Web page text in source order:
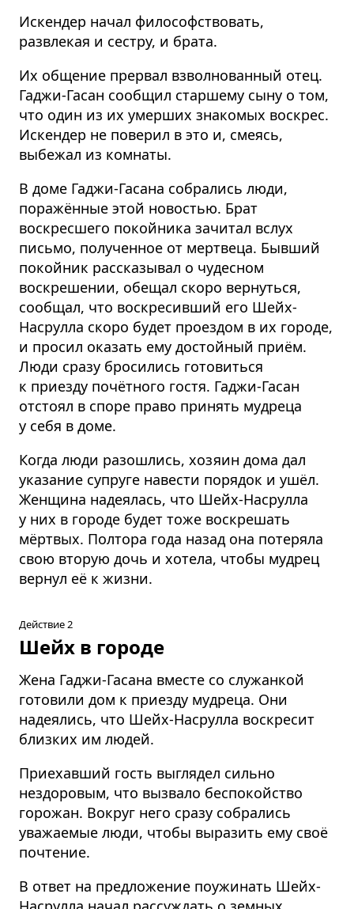
Искендер начал философствовать,
развлекая и сестру, и брата.
Их общение прервал взволнованный отец.
Гаджи-Гасан сообщил старшему сыну о том,
что один из их умерших знакомых воскрес.
Искендер не поверил в это и, смеясь,
выбежал из комнаты.
В доме Гаджи-Гасана собрались люди,
поражённые этой новостью. Брат
воскресшего покойника зачитал вслух
письмо, полученное от мертвеца. Бывший
покойник рассказывал о чудесном
воскрешении, обещал скоро вернуться,
сообщал, что воскресивший его Шейх-
Насрулла скоро будет проездом в их городе,
и просил оказать ему достойный приём.
Люди сразу бросились готовиться
к приезду почётного гостя. Гаджи-Гасан
отстоял в споре право принять мудреца
у себя в доме.
Когда люди разошлись, хозяин дома дал
указание супруге навести порядок и ушёл.
Женщина надеялась, что Шейх-Насрулла
у них в городе будет тоже воскрешать
мёртвых. Полтора года назад она потеряла
свою вторую дочь и хотела, чтобы мудрец
вернул её к жизни.
Действие 2
Шейх в городе
Жена Гаджи-Гасана вместе со служанкой
готовили дом к приезду мудреца. Они
надеялись, что Шейх-Насрулла воскресит
близких им людей.
Приехавший гость выглядел сильно
нездоровым, что вызвало беспокойство
горожан. Вокруг него сразу собрались
уважаемые люди, чтобы выразить ему своё
почтение.
В ответ на предложение поужинать Шейх-